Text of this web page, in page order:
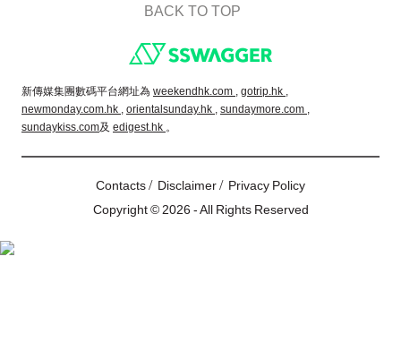
BACK TO TOP
新傳媒集團數碼平台網址為 weekendhk.com , gotrip.hk ,
newmonday.com.hk , orientalsunday.hk , sundaymore.com ,
sundaykiss.com及 edigest.hk 。
Contacts/ Disclaimer/ Privacy Policy
Copyright © 2026 - All Rights Reserved